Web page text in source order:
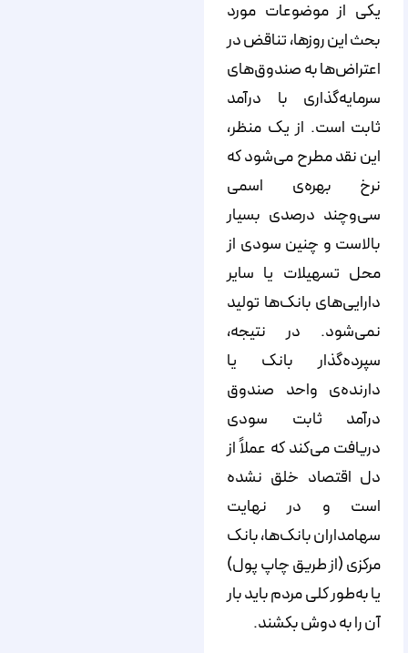
یکی از موضوعات مورد
بحث این روزها، تناقض در
اعتراض‌ها به صندوق‌های
سرمایه‌گذاری با درآمد
ثابت است. از یک منظر،
این نقد مطرح می‌شود که
نرخ بهره‌ی اسمی
سی‌وچند درصدی بسیار
بالاست و چنین سودی از
محل تسهیلات یا سایر
دارایی‌های بانک‌ها تولید
نمی‌شود. در نتیجه،
سپرده‌گذار بانک یا
دارنده‌ی واحد صندوق
درآمد ثابت سودی
دریافت می‌کند که عملاً از
دل اقتصاد خلق نشده
است و در نهایت
سهامداران بانک‌ها، بانک
مرکزی (از طریق چاپ پول)
یا به‌طور کلی مردم باید بار
آن را به دوش بکشند.